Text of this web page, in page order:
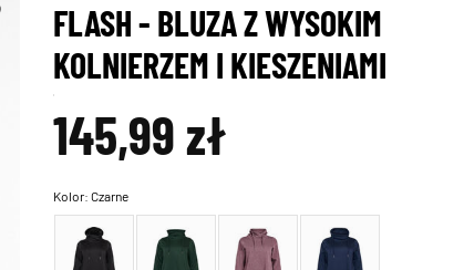
FLASH - BLUZA Z WYSOKIM
KOLNIERZEM I KIESZENIAMI
145,99 zł
Kolor:Czarne